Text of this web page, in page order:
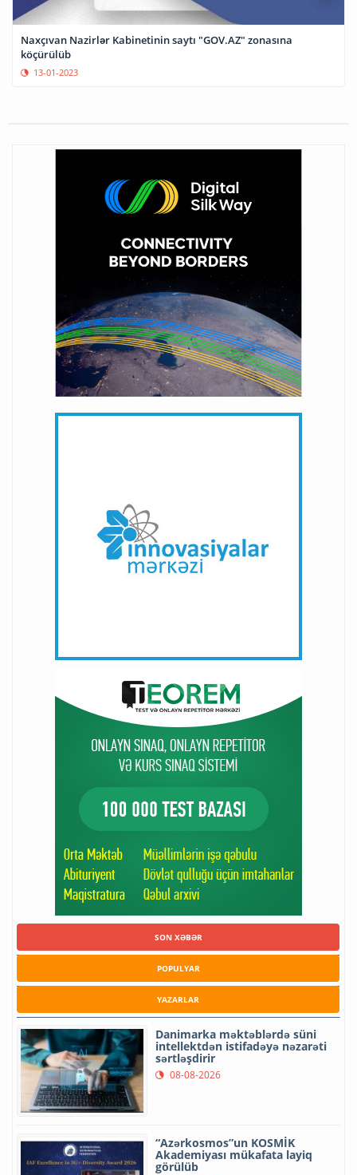
Naxçıvan Nazirlər Kabinetinin saytı "GOV.AZ" zonasına
köçürülüb
13-01-2023
SON XƏBƏR
POPULYAR
YAZARLAR
Danimarka məktəblərdə süni
intellektdən istifadəyə nəzarəti
sərtləşdirir
08-08-2026
“Azərkosmos”un KOSMİK
Akademiyası mükafata layiq
görülüb